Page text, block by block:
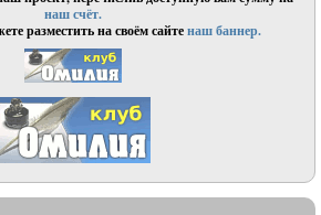
наш счёт.
разместить на своём сайтенаш баннер.